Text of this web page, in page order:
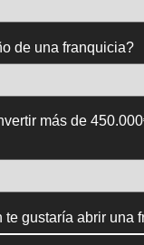
de una franquicia?
más de
gustaría abrir una